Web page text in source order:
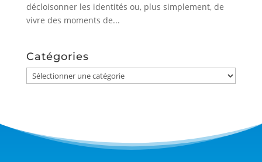
décloisonner les identités ou, plus simplement, de
vivre des moments de...
Catégories
Catégories